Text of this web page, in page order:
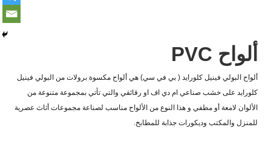
ألواح PVC
ألواح البولي فينيل كلورايد ( بي في سي) هي ألواح مكسوة برولات من البولي فينيل
كلورايد على خشب صناعي ام دي اف او رقائقي والتي تأتي بمجموعة متنوعة من
الألوان لامعة أو مطفي و هذا النوع من الألواح مناسب لصناعة مجموعات أثاث عصرية
للمنزل والمكتب وديكورات جذابة للمطابخ.